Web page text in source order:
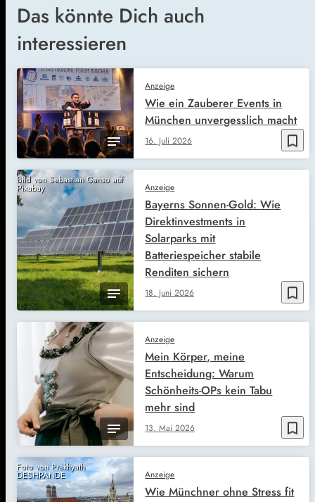
Das könnte Dich auch
interessieren
bookmark_border
Anzeige
16. Juli 2026
Wie ein Zauberer Events in
München unvergesslich macht
Bild von Sebastian Ganso auf
Pixabay
bookmark_border
Anzeige
18. Juni 2026
Bayerns Sonnen-Gold: Wie
Direktinvestments in
Solarparks mit
Batteriespeicher stabile
Renditen sichern
bookmark_border
Anzeige
13. Mai 2026
Mein Körper, meine
Entscheidung: Warum
Schönheits-OPs kein Tabu
mehr sind
Foto von Prakhyath
DESHPANDE Anzeige
Wie Münchner ohne Stress fit